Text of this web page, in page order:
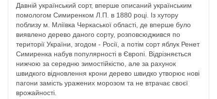
Давній український сорт, вперше описаний українським
помологом Симиренком Л.П. в 1880 році. Із хутору
поблизу м. Мліївка Черкаської області, де вперше було
виявлено дерево даного сорту, розповсюджився по
території України, згодом - Росії, а потім сорт яблук Ренет
Симиренка набув популярності в Європі. Відрізняється
нижчою за середню зимостійкістю, але за рахунок
швидкого відновлення крони дерево швидко утворює нові
пагони замість уражених морозом та не втрачає своєї
врожайності.